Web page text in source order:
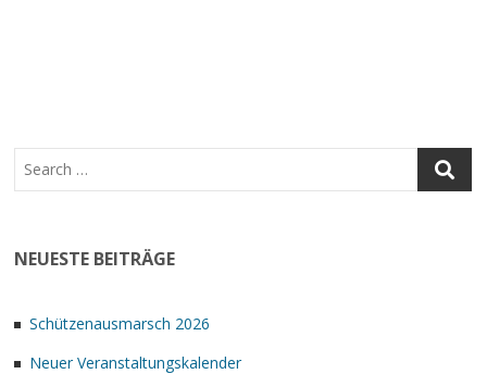
NEUESTE BEITRÄGE
Schützenausmarsch 2026
Neuer Veranstaltungskalender